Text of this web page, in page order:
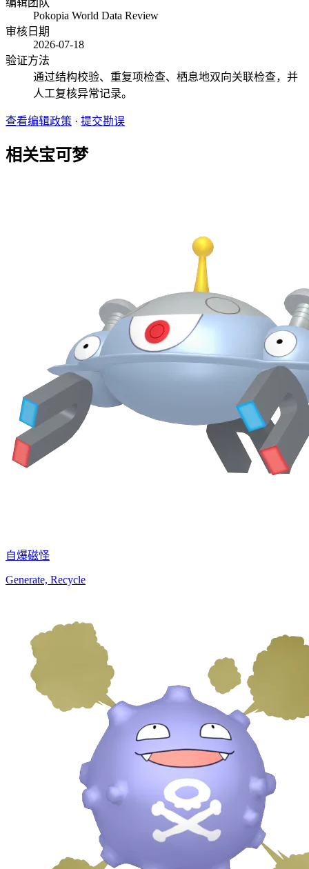
Pokopia World Data Review
审核日期
2026-07-18
验证方法
通过结构校验、重复项检查、栖息地双向关联检查，并
人工复核异常记录。
查看编辑政策 · 提交勘误
相关宝可梦
自爆磁怪
Generate, Recycle